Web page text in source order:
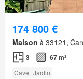
174 800 €
Maison à 33121,
3 67 m²
Cave Jardin